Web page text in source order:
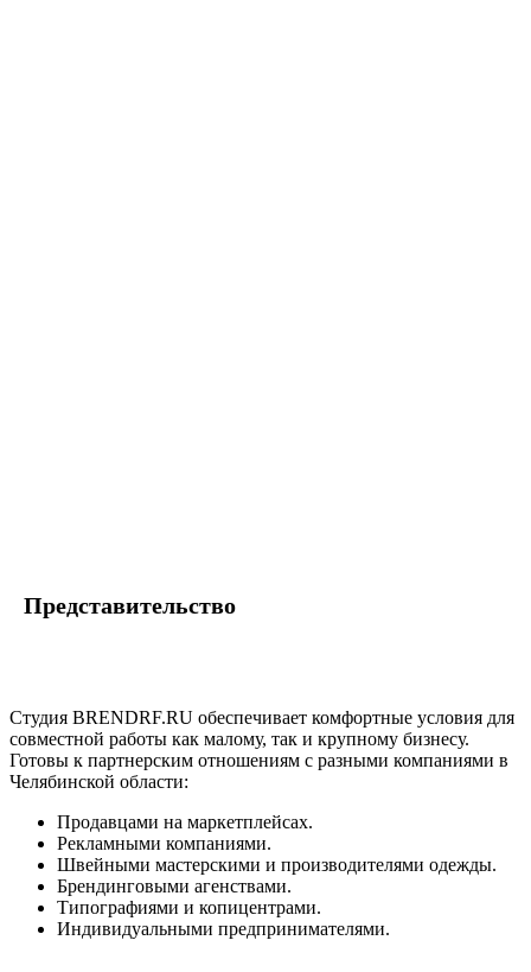
Представительство
Студия BRENDRF.RU обеспечивает комфортные условия для
совместной работы как малому, так и крупному бизнесу.
Готовы к партнерским отношениям с разными компаниями в
Челябинской области:
Продавцами на маркетплейсах.
Рекламными компаниями.
Швейными мастерскими и производителями одежды.
Брендинговыми агенствами.
Типографиями и копицентрами.
Индивидуальными предпринимателями.